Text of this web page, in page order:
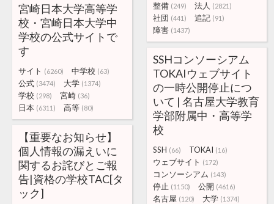
整備 (249) 法人 (2821)
社団 (441) 追記 (91)
障害 (1437)
宮崎日本大学高等学
校・宮崎日本大学中
学校の公式サイトで
す
サイト (6260) 中学校 (63)
公式 (3474) 大学 (1374)
学校 (298) 宮崎 (36)
日本 (6311) 高等 (80)
SSHコンソーシアム
TOKAIウェブサイト
の一時公開停止につ
いて | 名古屋大学教育
学部附属中・高等学
校
SSH (66) TOKAI (16)
ウェブサイト (172)
コンソーシアム (143)
停止 (1150) 公開 (4616)
名古屋 (120) 大学 (1374)
【重要なお知らせ】
個人情報の漏えいに
関するお詫びとご報
告|資格の学校TAC[タ
ック]